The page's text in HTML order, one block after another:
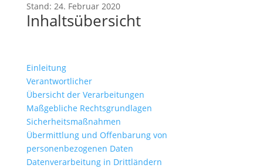
Stand: 24. Februar 2020
Inhaltsübersicht
Einleitung
Verantwortlicher
Übersicht der Verarbeitungen
Maßgebliche Rechtsgrundlagen
Sicherheitsmaßnahmen
Übermittlung und Offenbarung von
personenbezogenen Daten
Datenverarbeitung in Drittländern